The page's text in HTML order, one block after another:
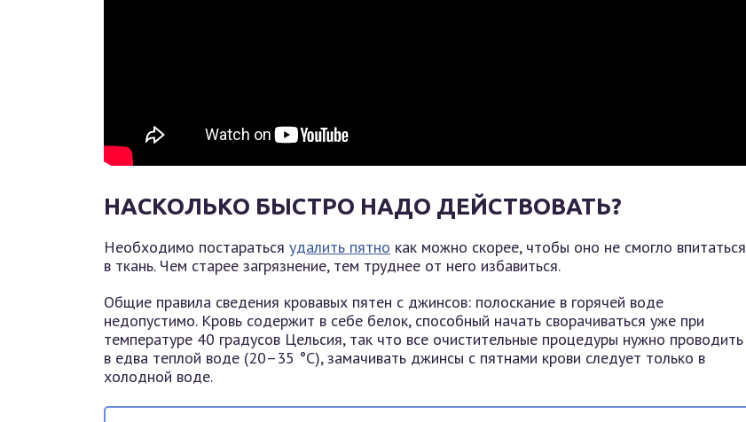
НАСКОЛЬКО БЫСТРО НАДО ДЕЙСТВОВАТЬ?
Необходимо постараться удалить пятно как можно скорее, чтобы оно не смогло впитаться
в ткань. Чем старее загрязнение, тем труднее от него избавиться.
Общие правила сведения кровавых пятен с джинсов: полоскание в горячей воде
недопустимо. Кровь содержит в себе белок, способный начать сворачиваться уже при
температуре 40 градусов Цельсия, так что все очистительные процедуры нужно проводить
в едва теплой воде (20–35 °C), замачивать джинсы с пятнами крови следует только в
холодной воде.